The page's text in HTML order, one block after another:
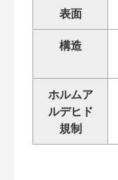
表面
構造
ホルムア
ルデヒド
規制